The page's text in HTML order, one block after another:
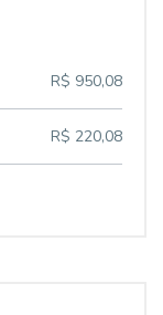
R$ 950,08
R$ 220,08